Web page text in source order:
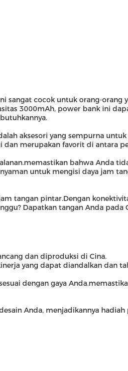
sangat cocok untuk orang-orang
3000mAh, power bank ini
aksesori yang sempurna
merupakan favorit di antara
bahwa Anda
untuk mengisi daya jam
tangan pintar.Dengan
Dapatkan tangan Anda
dan diproduksi di Cina.
yang dapat diandalkan dan
dengan gaya
Anda, menjadikannya